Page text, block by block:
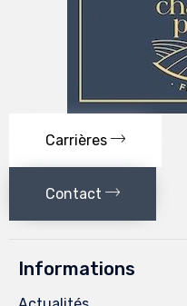
Carrières
Contact
Informations